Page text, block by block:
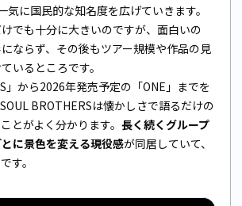
一気に国民的な知名度を広げていきます。
でも十分に大きいのですが、面白いの
ならず、その後もツアー規模や作品の見
いるところです。
」から2026年発売予定の「ONE」までを
BROTHERSは懐かしさで語るだけの
とがよく分かります。 長く続くグループ
に景色を変える現役感が同居していて、
す。